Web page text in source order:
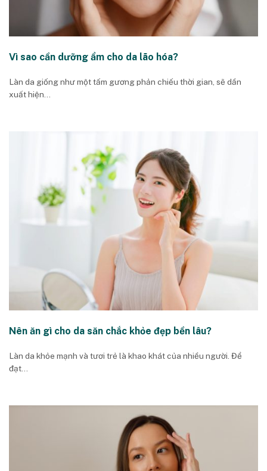
Vì sao cần dưỡng ẩm cho da lão hóa?
Làn da giống như một tấm gương phản chiếu thời gian, sẽ dần
xuất hiện...
Nên ăn gì cho da săn chắc khỏe đẹp bền lâu?
Làn da khỏe mạnh và tươi trẻ là khao khát của nhiều người. Để
đạt...